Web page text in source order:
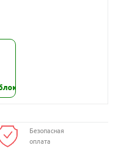
Безопасная
оплата